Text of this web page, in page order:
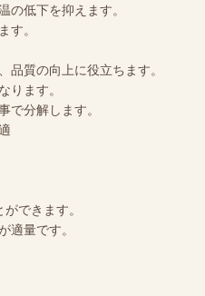
の低下を抑えます。
す。
品質の向上に役立ちます。
ります。
で分解します。
できます。
適量です。